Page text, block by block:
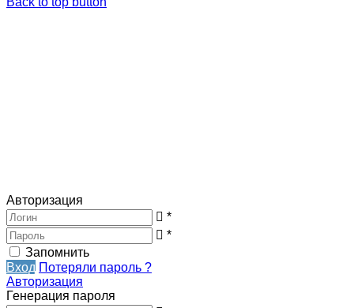
Авторизация
*
*
Запомнить
Вход Потеряли пароль ?
Авторизация
Генерация пароля